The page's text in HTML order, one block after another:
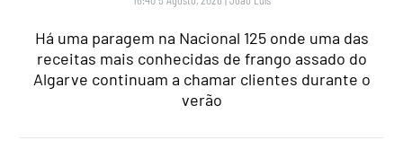
Há uma paragem na Nacional 125 onde uma das
receitas mais conhecidas de frango assado do
Algarve continuam a chamar clientes durante o
verão